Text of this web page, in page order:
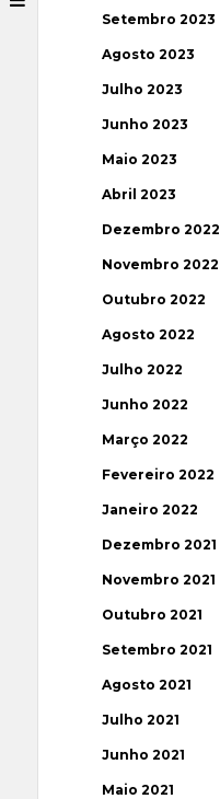
Setembro 2023
Agosto 2023
Julho 2023
Junho 2023
Maio 2023
Abril 2023
Dezembro 2022
Novembro 2022
Outubro 2022
Agosto 2022
Julho 2022
Junho 2022
Março 2022
Fevereiro 2022
Janeiro 2022
Dezembro 2021
Novembro 2021
Outubro 2021
Setembro 2021
Agosto 2021
Julho 2021
Junho 2021
Maio 2021